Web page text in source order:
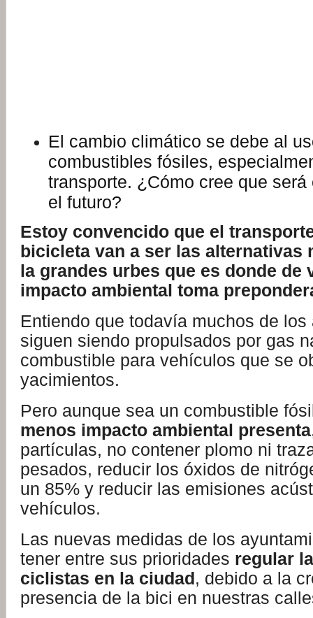
El cambio climático se debe al
combustibles fósiles,
transporte. ¿Cómo cree que
el futuro?
Estoy convencido que el
bicicleta van a ser las alternativas
la grandes urbes que es donde de
impacto ambiental toma
Entiendo que todavía muchos de los
siguen siendo propulsados por gas
combustible para vehículos que se
yacimientos.
Pero aunque sea un combustible
menos impacto ambiental presenta
partículas, no contener plomo ni
pesados, reducir los óxidos de
un 85% y reducir las emisiones
vehículos.
Las nuevas medidas de los
tener entre sus prioridades regular
ciclistas en la ciudad, debido a la
presencia de la bici en nuestras